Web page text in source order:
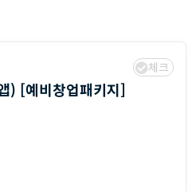
체크
) [예비창업패키지]